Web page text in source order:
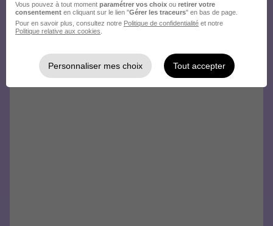
Vous pouvez à tout moment paramétrer vos choix ou retirer votre
consentement en cliquant sur le lien "Gérer les traceurs" en bas de page.
Pour en savoir plus, consultez notre Politique de confidentialité et notre
Politique relative aux cookies
Personnaliser mes choix Tout accepter